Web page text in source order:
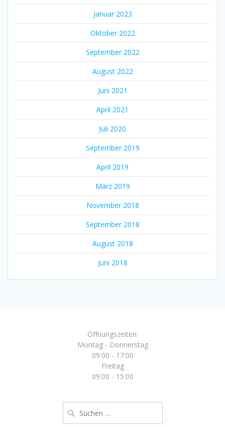
Januar 2023
Oktober 2022
September 2022
August 2022
Juni 2021
April 2021
Juli 2020
September 2019
April 2019
März 2019
November 2018
September 2018
August 2018
Juni 2018
Öffnungszeiten:
Montag - Donnerstag
09:00 - 17:00
Freitag
09:00 - 15:00
nach: